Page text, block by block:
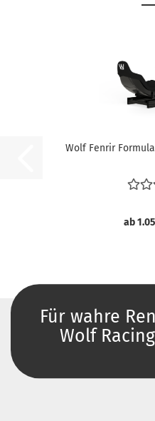
Wolf Fenrir
ab
Für wahre
Wolf